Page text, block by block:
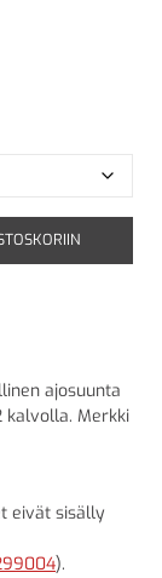
määrä
ajosuunta
kalvolla. Merkki
eivät sisälly
).